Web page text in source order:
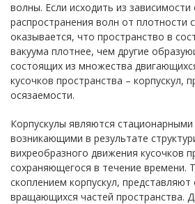
волны. Если исходить из зависимости
распространения волн от плотности
оказывается, что пространство в
вакуума плотнее, чем другие
состоящих из множества
кусочков пространства – корпускул,
осязаемости.
Корпускулы являются
возникающими в результате
вихреобразного движения кусочков
сохраняющегося в течение времени.
скоплением корпускул,
вращающихся частей пространства.